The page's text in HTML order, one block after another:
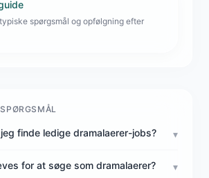
spørgsmål og opfølgning efter
finde ledige dramalaerer-jobs? ▾
for at søge som dramalaerer? ▾